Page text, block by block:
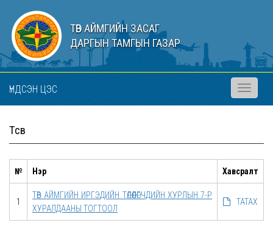
ТӨВ АЙМГИЙН ЗАСАГ
ДАРГЫН ТАМГЫН ГАЗАР
ҮНДСЭН ЦЭС
Toggle
Төсөв
№ Нэр Хавсралт
1
ТӨВ АЙМГИЙН ИРГЭДИЙН ТӨЛӨӨЛӨГЧДИЙН ХУРЛЫН 7-Р
ХУРАЛДААНЫ ТОГТООЛ
ТАТАХ